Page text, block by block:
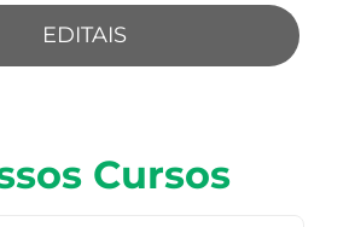
EDITAIS
Cursos